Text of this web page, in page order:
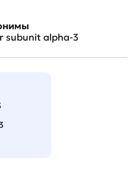
subunit alpha-3